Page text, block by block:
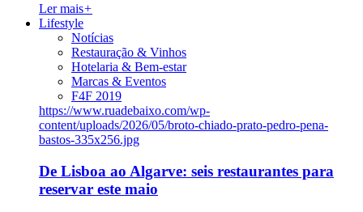
Ler mais+
Lifestyle
Notícias
Restauração & Vinhos
Hotelaria & Bem-estar
Marcas & Eventos
F4F 2019
https://www.ruadebaixo.com/wp-
content/uploads/2026/05/broto-chiado-prato-pedro-pena-
bastos-335x256.jpg
De Lisboa ao Algarve: seis restaurantes para
reservar este maio